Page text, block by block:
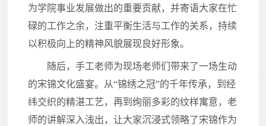
为学院事业发展做出的重要贡献，并寄语大家在忙
碌的工作之余，注重平衡生活与工作的关系，持续
以积极向上的精神风貌展现良好形象。
随后，手工老师为现场老师们带来了一场生动
的宋锦文化盛宴。从“锦绣之冠”的千年传承，到经
纬交织的精湛工艺，再到绚丽多彩的纹样寓意，老
师的讲解深入浅出，让大家沉浸式领略了宋锦作为